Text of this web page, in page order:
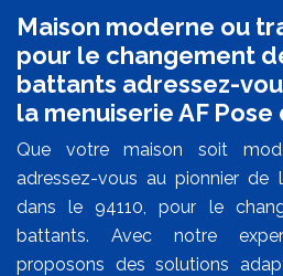
Maison moderne ou
pour le changement
battants adressez-
la menuiserie AF Pose
Que votre maison soit
adressez-vous au pionnier de
dans le 94110, pour le
battants. Avec notre
proposons des solutions